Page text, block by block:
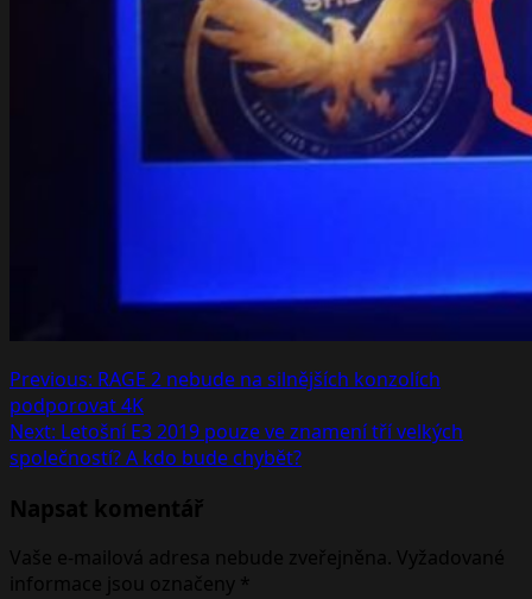
Post
navigation
Previous: RAGE 2 nebude na silnějších konzolích
podporovat 4K
Next: Letošní E3 2019 pouze ve znamení tří velkých
společností? A kdo bude chybět?
Napsat komentář
Vaše e-mailová adresa nebude zveřejněna. Vyžadované
informace jsou označeny *